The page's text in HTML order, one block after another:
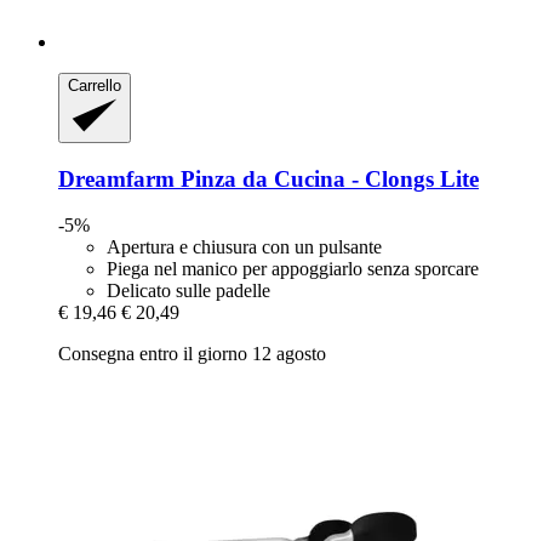
Carrello
Dreamfarm Pinza da Cucina -​ Clongs Lite
-5%
Apertura e chiusura con un pulsante
Piega nel manico per appoggiarlo senza sporcare
Delicato sulle padelle
€ 19,46 € 20,49
Consegna entro il giorno 12 agosto